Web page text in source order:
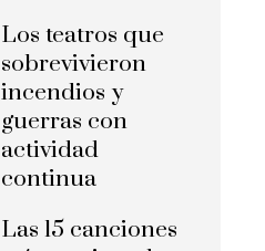
Los teatros que
sobrevivieron
incendios y
guerras con
actividad
continua
Las 15 canciones